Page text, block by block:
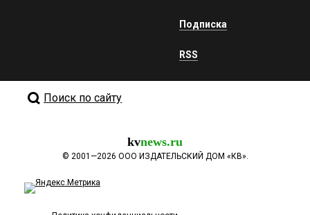
Подписка
RSS
Поиск по сайту
kvnews.ru
© 2001—2026 ООО ИЗДАТЕЛЬСКИЙ ДОМ «КВ».